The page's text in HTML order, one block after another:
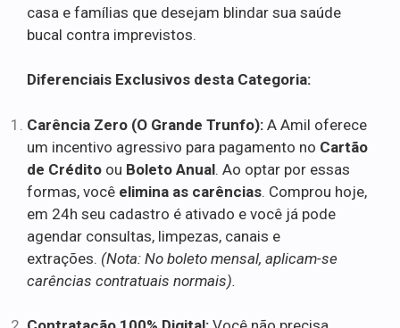
casa e famílias que desejam blindar sua saúde
bucal contra imprevistos.
Diferenciais Exclusivos desta Categoria:
Carência Zero (O Grande Trunfo): A Amil oferece
um incentivo agressivo para pagamento no Cartão
de Crédito ou Boleto Anual. Ao optar por essas
formas, você elimina as carências. Comprou hoje,
em 24h seu cadastro é ativado e você já pode
agendar consultas, limpezas, canais e
extrações. (Nota: No boleto mensal, aplicam-se
carências contratuais normais).